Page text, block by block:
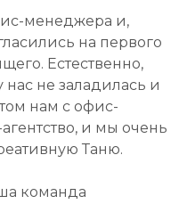
менеджера и,
на первого
Естественно,
нас не заладилась и
нам с офис-
и мы очень
Таню.
команда